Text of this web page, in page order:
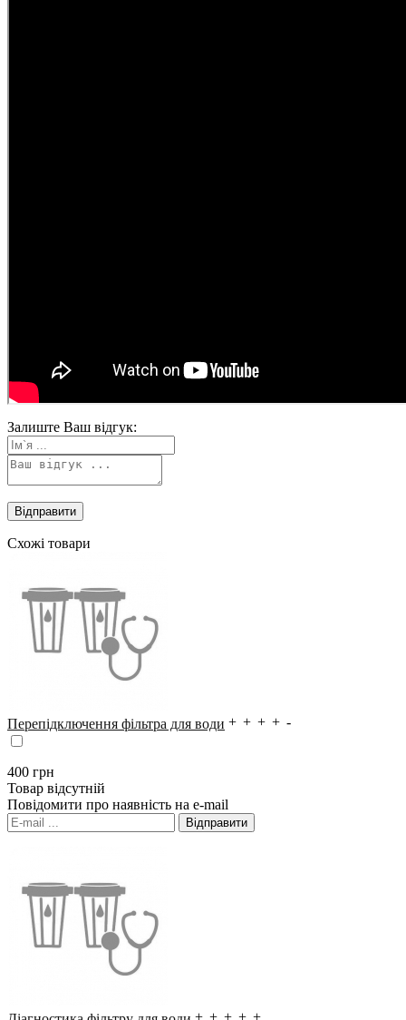
Залиште Ваш відгук:
Схожі товари
Перепідключення фільтра для води
400 грн
Товар відсутній
Повідомити про наявність на e-mail